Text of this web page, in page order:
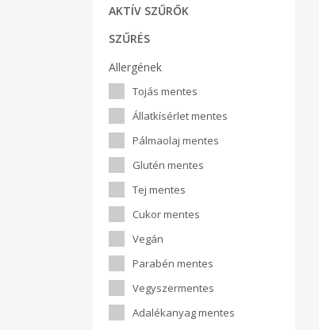
AKTÍV SZŰRŐK
SZŰRÉS
Allergének
Tojás mentes
Állatkísérlet mentes
Pálmaolaj mentes
Glutén mentes
Tej mentes
Cukor mentes
Vegán
Parabén mentes
Vegyszermentes
Adalékanyag mentes